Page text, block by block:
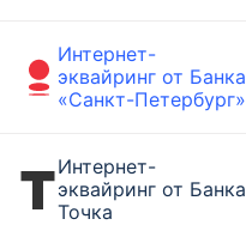
Интернет-
эквайринг от Банка
«Санкт-Петербург»
Интернет-
эквайринг от Банка
Точка